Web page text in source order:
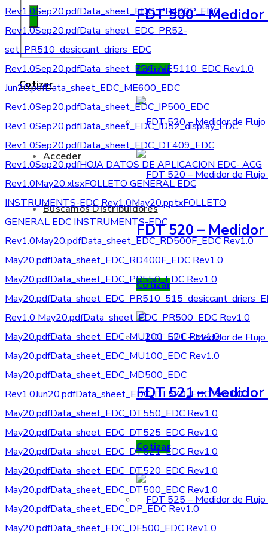
Cotizar
Acceder
Buscamos Distribuidores
FDT 500 –
Cotizar
FDT 520 –
Cotizar
FDT 521 –
Cotizar
Rev1.0Sep20.pdfData_sheet_EDC_PR400P_EDC
Rev1.0Sep20.pdfData_sheet_EDC_PR52-
set_PR510_desiccant_driers_EDC
Rev1.0Sep20.pdfData_sheet_EDC_ME5110_EDC Rev1.0
Jun20.pdfData_sheet_EDC_ME600_EDC
Rev1.0Sep20.pdfData_sheet_EDC_IP500_EDC
Rev1.0Sep20.pdfData_sheet_EDC_ID52_display_EDC
Rev1.0Sep20.pdfData_sheet_EDC_DT409_EDC
Rev1.0Sep20.pdfHOJA DATOS DE APLICACION EDC- ACG
Rev1.0May20.xlsxFOLLETO GENERAL EDC
INSTRUMENTS-EDC Rev1.0May20.pptxFOLLETO
GENERAL EDC INSTRUMENTS-EDC
Rev1.0May20.pdfData_sheet_EDC_RD500F_EDC Rev1.0
May20.pdfData_sheet_EDC_RD400F_EDC Rev1.0
May20.pdfData_sheet_EDC_PR550_EDC Rev1.0
May20.pdf
Rev1.0 May20.pdfData_sheet_EDC_PR500_EDC Rev1.0
May20.pdfData_sheet_EDC_MU200_EDC Rev1.0
May20.pdfData_sheet_EDC_MU100_EDC Rev1.0
May20.pdfData_sheet_EDC_MD500_EDC
Rev1.0Jun20.pdfData_sheet_EDC_DT570_EDC Rev1.0
May20.pdfData_sheet_EDC_DT550_EDC Rev1.0
May20.pdfData_sheet_EDC_DT525_EDC Rev1.0
May20.pdfData_sheet_EDC_DT521_EDC Rev1.0
May20.pdfData_sheet_EDC_DT520_EDC Rev1.0
May20.pdfData_sheet_EDC_DT500_EDC Rev1.0
May20.pdfData_sheet_EDC_DP_EDC Rev1.0
May20.pdfData_sheet_EDC_DF500_EDC Rev1.0